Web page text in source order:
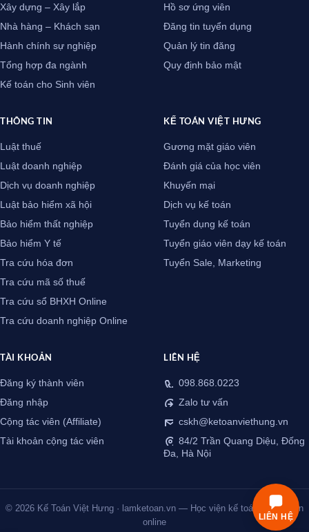
Xây dựng – Xây lắp
Nhà hàng – Khách sạn
Hành chính sự nghiệp
Tổng hợp đa ngành
Kế toán cho Sinh viên
Hồ sơ ứng viên
Đăng tin tuyển dụng
Quản lý tin đăng
Quy định bảo mật
THÔNG TIN
Luật thuế
Luật doanh nghiệp
Dịch vụ doanh nghiệp
Luật bảo hiểm xã hội
Bảo hiểm thất nghiệp
Bảo hiểm Y tế
Tra cứu hóa đơn
Tra cứu mã số thuế
Tra cứu sổ BHXH Online
Tra cứu doanh nghiệp Online
KẾ TOÁN VIỆT HƯNG
Gương mặt giáo viên
Đánh giá của học viên
Khuyến mại
Dịch vụ kế toán
Tuyển dụng kế toán
Tuyển giáo viên dạy kế toán
Tuyển Sale, Marketing
TÀI KHOẢN
Đăng ký thành viên
Đăng nhập
Cộng tác viên (Affiliate)
Tài khoản cộng tác viên
LIÊN HỆ
098.868.0223
Zalo tư vấn
cskh@ketoanviethung.vn
84/2 Trần Quang Diệu, Đống
Đa, Hà Nội
© 2026 Kế Toán Việt Hưng · lamketoan.vn — Học viện kế toán thực chiến
online
LIÊN HỆ